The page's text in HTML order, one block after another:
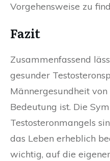
Vorgehensweise zu
Fazit
Zusammenfassend
gesunder
Männergesundheit
Bedeutung ist. Die
Testosteronmangels
das Leben erheblich
wichtig, auf die